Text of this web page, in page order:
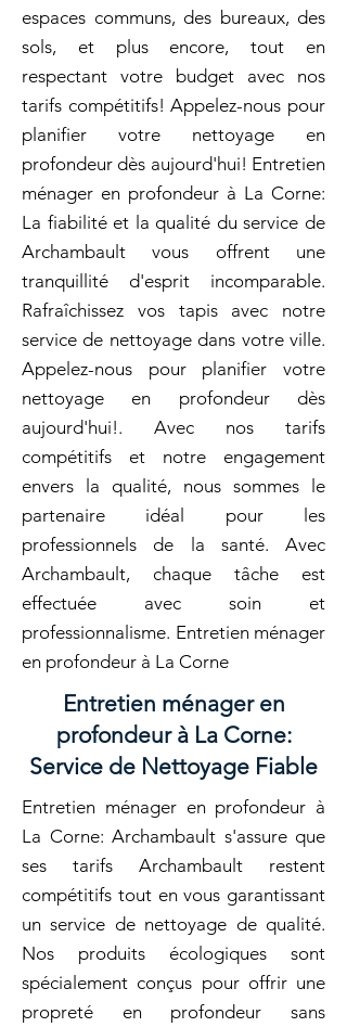
espaces communs, des bureaux, des
sols, et plus encore, tout en
respectant votre budget avec nos
tarifs compétitifs! Appelez-nous pour
planifier votre nettoyage en
profondeur dès aujourd'hui! Entretien
ménager en profondeur à La Corne:
La fiabilité et la qualité du service de
Archambault vous offrent une
tranquillité d'esprit incomparable.
Rafraîchissez vos tapis avec notre
service de nettoyage dans votre ville.
Appelez-nous pour planifier votre
nettoyage en profondeur dès
aujourd'hui!. Avec nos tarifs
compétitifs et notre engagement
envers la qualité, nous sommes le
partenaire idéal pour les
professionnels de la santé. Avec
Archambault, chaque tâche est
effectuée avec soin et
professionnalisme. Entretien ménager
en profondeur à La Corne
Entretien ménager en
profondeur à La Corne:
Service de Nettoyage Fiable
Entretien ménager en profondeur à
La Corne: Archambault s'assure que
ses tarifs Archambault restent
compétitifs tout en vous garantissant
un service de nettoyage de qualité.
Nos produits écologiques sont
spécialement conçus pour offrir une
propreté en profondeur sans